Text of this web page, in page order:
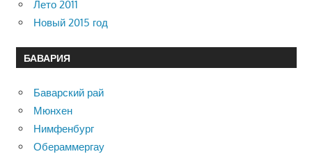
Лето 2011
Новый 2015 год
БАВАРИЯ
Баварский рай
Мюнхен
Нимфенбург
Обераммергау